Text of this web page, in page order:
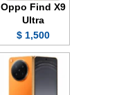
Oppo Find X9
Ultra
1,500 $